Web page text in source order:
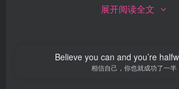
– 去启动界面广告、去任务栏右下角通知
展开阅读全文
Believe you can and you’re
相信自己，你也就成功了一半